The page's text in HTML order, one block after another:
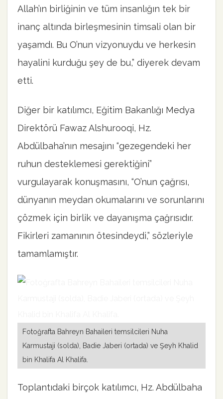
Allah’ın birliğinin ve tüm insanlığın tek bir
inanç altında birleşmesinin timsali olan bir
yaşamdı. Bu O’nun vizyonuydu ve herkesin
hayalini kurduğu şey de bu,” diyerek devam
etti.
Diğer bir katılımcı, Eğitim Bakanlığı Medya
Direktörü Fawaz Alshurooqi, Hz.
Abdülbaha’nın mesajını “gezegendeki her
ruhun desteklemesi gerektiğini”
vurgulayarak konuşmasını, “O’nun çağrısı,
dünyanın meydan okumalarını ve sorunlarını
çözmek için birlik ve dayanışma çağrısıdır.
Fikirleri zamanının ötesindeydi,” sözleriyle
tamamlamıştır.
Fotoğrafta Bahreyn Bahaileri temsilcileri Nuha
Karmustaji (solda), Badie Jaberi (ortada) ve Şeyh Khalid
bin Khalifa Al Khalifa.
Toplantıdaki birçok katılımcı, Hz. Abdülbaha